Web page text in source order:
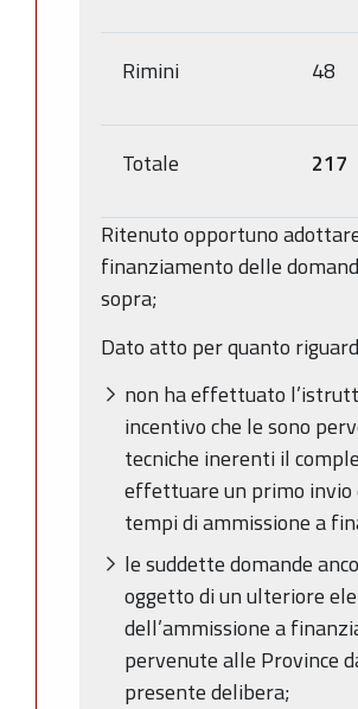
Rimini 48
Totale 217
Ritenuto opportuno
finanziamento delle
sopra;
Dato atto per quanto
non ha effettuato
incentivo che le sono
tecniche inerenti il
effettuare un primo invio
tempi di ammissione a
le suddette domande
oggetto di un ulteriore
dell’ammissione a
pervenute alle Province
presente delibera;